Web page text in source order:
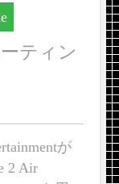
ティン
が
2 Air